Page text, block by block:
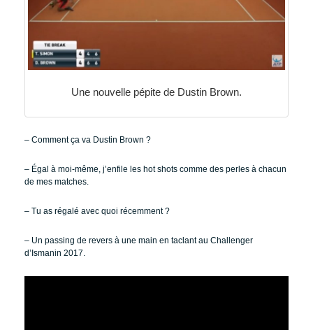
Une nouvelle pépite de Dustin Brown.
– Comment ça va Dustin Brown ?
– Égal à moi-même, j’enfile les hot shots comme des perles à chacun
de mes matches.
– Tu as régalé avec quoi récemment ?
– Un passing de revers à une main en taclant au Challenger
d’Ismanin 2017.